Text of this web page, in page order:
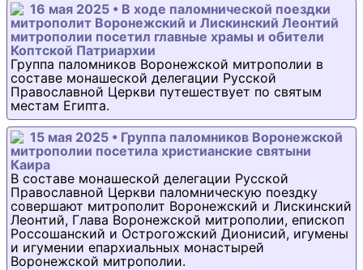
16 мая 2025 • В ходе паломнической поездки
митрополит Воронежский и Лискинский Леонтий
митрополии посетил главные храмы и обители
Коптской Патриархии
Группа паломников Воронежской митрополии в
составе монашеской делегации Русской
Православной Церкви путешествует по святым
местам Египта.
15 мая 2025 • Группа паломников Воронежской
митрополии посетила христианские святыни
Каира
В составе монашеской делегации Русской
Православной Церкви паломническую поездку
совершают митрополит Воронежский и Лискинский
Леонтий, Глава Воронежской митрополии, епископ
Россошанский и Острогожский Дионисий, игумены
и игумении епархиальных монастырей
Воронежской митрополии.